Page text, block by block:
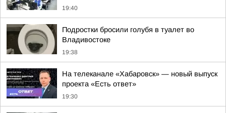
19:40
Подростки бросили голубя в туалет во
Владивостоке
19:38
На телеканале «Хабаровск» — новый выпуск
проекта «Есть ответ»
19:30